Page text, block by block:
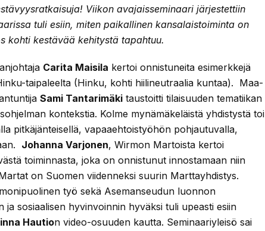
Viikon avajaisseminaari järjestettiin
tuli esiin, miten paikallinen kansalaistoiminta on
kohti kestävää kehitystä tapahtuu.
Carita Maisila kertoi onnistuneita esimerkkejä
taipaleelta (Hinku, kohti hiilineutraalia kuntaa). Maa-
Sami Tantarimäki taustoitti tilaisuuden tematiikan
kontekstia. Kolme mynämäkeläistä yhdistystä toi
pitkäjänteisellä, vapaaehtoistyöhön pohjautuvalla,
Johanna Varjonen, Wirmon Martoista kertoi
toiminnasta, joka on onnistunut innostamaan niin
on Suomen viidenneksi suurin Marttayhdistys.
työ sekä Asemanseudun luonnon
sosiaalisen hyvinvoinnin hyväksi tuli upeasti esiin
Haution video-osuuden kautta. Seminaariyleisö sai